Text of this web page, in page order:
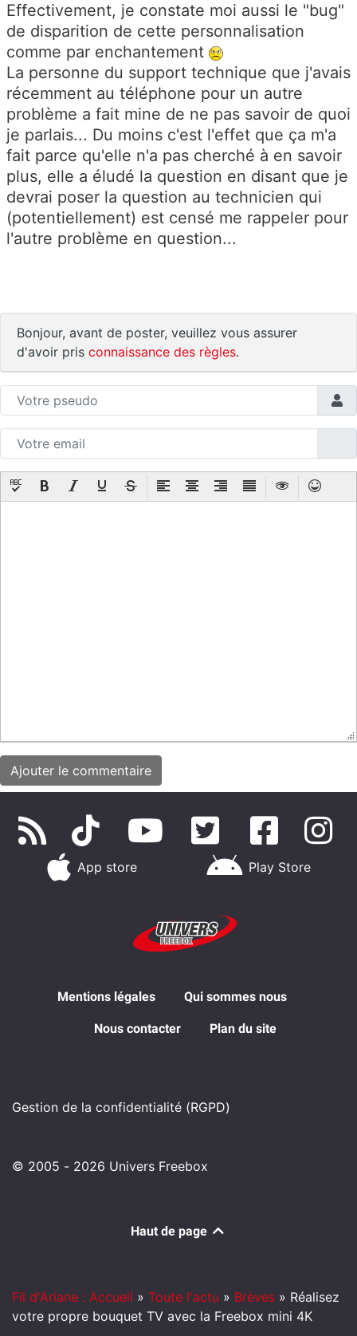
Effectivement, je constate moi aussi le "bug"
de disparition de cette personnalisation
comme par enchantement
La personne du support technique que j'avais
récemment au téléphone pour un autre
problème a fait mine de ne pas savoir de quoi
je parlais... Du moins c'est l'effet que ça m'a
fait parce qu'elle n'a pas cherché à en savoir
plus, elle a éludé la question en disant que je
devrai poser la question au technicien qui
(potentiellement) est censé me rappeler pour
l'autre problème en question...
Bonjour, avant de poster, veuillez vous assurer
d'avoir pris connaissance des règles.
App store Play Store
Mentions légales Qui sommes nous
Nous contacter Plan du site
Gestion de la confidentialité (RGPD)
© 2005 - 2026 Univers Freebox
Haut de page
Fil d'Ariane : Accueil » Toute l'actu » Brèves » Réalisez
votre propre bouquet TV avec la Freebox mini 4K